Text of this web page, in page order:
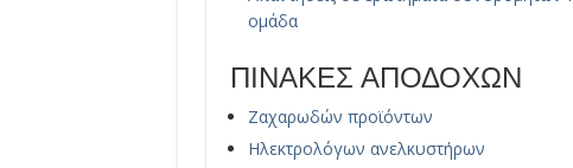
ομάδα
ΠΙΝΑΚΕΣ ΑΠΟΔΟΧΩΝ
Ζαχαρωδών προϊόντων
Ηλεκτρολόγων ανελκυστήρων